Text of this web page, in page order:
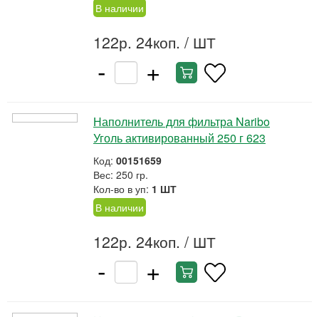
В наличии
122р. 24коп. / ШТ
- +
Наполнитель для фильтра Naribo
Уголь активированный 250 г 623
Код: 00151659
Вес: 250 гр.
Кол-во в уп: 1 ШТ
В наличии
122р. 24коп. / ШТ
- +